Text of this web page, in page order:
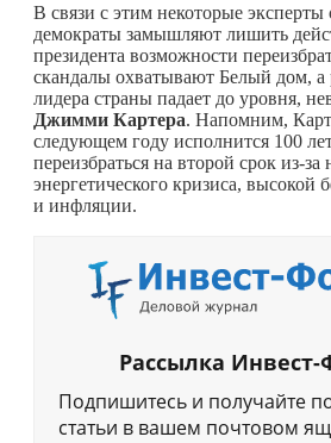
В связи с этим некоторые эксперты
демократы замышляют лишить
президента возможности
скандалы охватывают Белый дом, а
лидера страны падает до уровня,
Джимми Картера. Напомним,
следующем году исполнится 100
переизбраться на второй срок из-за
энергетического кризиса, высокой
и инфляции.
Рассылка Инвест-
Подпишитесь и получайте
статьи в вашем почтовом